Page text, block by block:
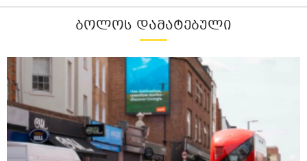
ᲑᲝᲚᲝᲡ ᲓᲐᲛᲐᲢᲔᲑᲣᲚᲘ